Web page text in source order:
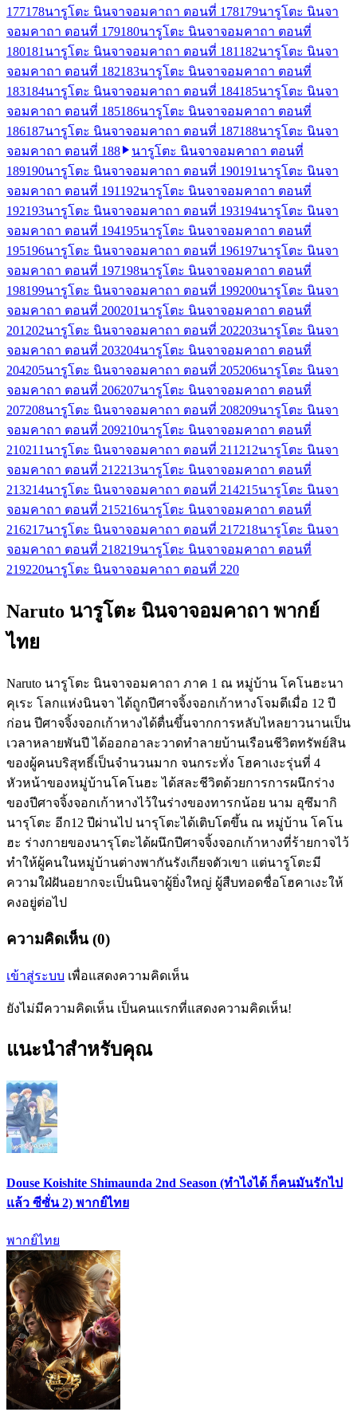
177178นารูโตะ นินจาจอมคาถา ตอนที่ 178179นารูโตะ นินจา
จอมคาถา ตอนที่ 179180นารูโตะ นินจาจอมคาถา ตอนที่
180181 นารูโตะ นินจาจอมคาถา ตอนที่ 181 182นารูโตะ นินจา
จอมคาถา ตอนที่ 182183นารูโตะ นินจาจอมคาถา ตอนที่
183184นารูโตะ นินจาจอมคาถา ตอนที่ 184185นารูโตะ นินจา
จอมคาถา ตอนที่ 185186นารูโตะ นินจาจอมคาถา ตอนที่
186187นารูโตะ นินจาจอมคาถา ตอนที่ 187188นารูโตะ นินจา
จอมคาถา ตอนที่ 188
นารูโตะ นินจาจอมคาถา ตอนที่
189190นารูโตะ นินจาจอมคาถา ตอนที่ 190191 นารูโตะ นินจา
จอมคาถา ตอนที่ 191 192นารูโตะ นินจาจอมคาถา ตอนที่
192193นารูโตะ นินจาจอมคาถา ตอนที่ 193194นารูโตะ นินจา
จอมคาถา ตอนที่ 194195นารูโตะ นินจาจอมคาถา ตอนที่
195196นารูโตะ นินจาจอมคาถา ตอนที่ 196197นารูโตะ นินจา
จอมคาถา ตอนที่ 197198นารูโตะ นินจาจอมคาถา ตอนที่
198199นารูโตะ นินจาจอมคาถา ตอนที่ 199200นารูโตะ นินจา
จอมคาถา ตอนที่ 200201 นารูโตะ นินจาจอมคาถา ตอนที่
201 202นารูโตะ นินจาจอมคาถา ตอนที่ 202203นารูโตะ นินจา
จอมคาถา ตอนที่ 203204นารูโตะ นินจาจอมคาถา ตอนที่
204205นารูโตะ นินจาจอมคาถา ตอนที่ 205206นารูโตะ นินจา
จอมคาถา ตอนที่ 206207นารูโตะ นินจาจอมคาถา ตอนที่
207208นารูโตะ นินจาจอมคาถา ตอนที่ 208209นารูโตะ นินจา
จอมคาถา ตอนที่ 209210นารูโตะ นินจาจอมคาถา ตอนที่
210211 นารูโตะ นินจาจอมคาถา ตอนที่ 211 212นารูโตะ นินจา
จอมคาถา ตอนที่ 212213นารูโตะ นินจาจอมคาถา ตอนที่
213214นารูโตะ นินจาจอมคาถา ตอนที่ 214215นารูโตะ นินจา
จอมคาถา ตอนที่ 215216นารูโตะ นินจาจอมคาถา ตอนที่
216217นารูโตะ นินจาจอมคาถา ตอนที่ 217218นารูโตะ นินจา
จอมคาถา ตอนที่ 218219นารูโตะ นินจาจอมคาถา ตอนที่
219220นารูโตะ นินจาจอมคาถา ตอนที่ 220
Naruto นารูโตะ นินจาจอมคาถา พากย์
ไทย
Naruto นารูโตะ นินจาจอมคาถา ภาค 1 ณ หมู่บ้าน โคโนฮะนา
คุเระ โลกแห่งนินจา ได้ถูกปีศาจจิ้งจอกเก้าหางโจมตีเมื่อ 12 ปี
ก่อน ปีศาจจิ้งจอกเก้าหางได้ตื่นขึ้นจากการหลับไหลยาวนานเป็น
เวลาหลายพันปี ได้ออกอาละวาดทำลายบ้านเรือนชีวิตทรัพย์สิน
ของผู้คนบริสุทธิ์เป็นจำนวนมาก จนกระทั่ง โฮคาเงะรุ่นที่ 4
หัวหน้าของหมู่บ้านโคโนฮะ ได้สละชีวิตด้วยการการผนึกร่าง
ของปีศาจจิ้งจอกเก้าหางไว้ในร่างของทารกน้อย นาม อุซึมากิ
นารุโตะ อีก12 ปีผ่านไป นารุโตะได้เติบโตขึ้น ณ หมู่บ้าน โคโน
ฮะ ร่างกายของนารุโตะได้ผนึกปีศาจจิ้งจอกเก้าหางที่ร้ายกาจไว้
ทำให้ผู้คนในหมู่บ้านต่างพากันรังเกียจตัวเขา แต่นารูโตะมี
ความใฝ่ฝันอยากจะเป็นนินจาผู้ยิ่งใหญ่ ผู้สืบทอดชื่อโฮคาเงะให้
คงอยู่ต่อไป
ความคิดเห็น (0)
เข้าสู่ระบบ เพื่อแสดงความคิดเห็น
ยังไม่มีความคิดเห็น เป็นคนแรกที่แสดงความคิดเห็น!
แนะนำสำหรับคุณ
Douse Koishite Shimaunda 2nd Season (ทำไงได้ ก็คนมันรักไป
แล้ว ซีซั่น 2) พากย์ไทย
พากย์ไทย